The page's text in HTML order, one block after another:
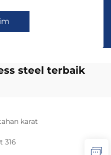
steel terbaik
karat
316